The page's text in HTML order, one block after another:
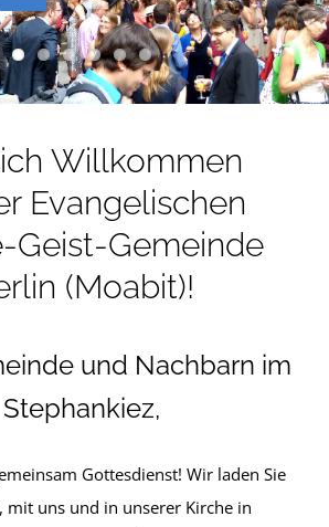
Willkommen
Evangelischen
Geist-Gemeinde
(Moabit)!
und Nachbarn im
Stephankiez,
Gottesdienst! Wir laden Sie
mit uns und in unserer Kirche in